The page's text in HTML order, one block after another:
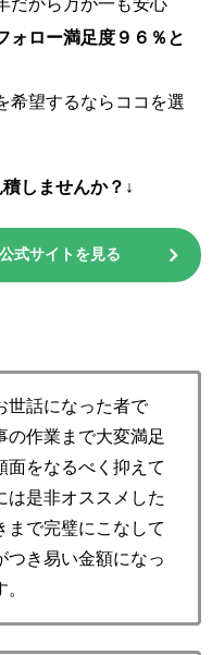
ォロー満足度９６％と
希望するならココを選
しませんか？↓
式サイトを見る
世話になった者で
の作業まで大変満足
面をなるべく抑えて
は是非オススメした
まで完璧にこなして
つき易い金額になっ